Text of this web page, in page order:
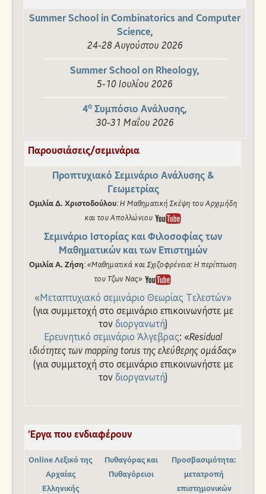
Summer School in Combinatorics and Computer
Science,
24-28 Αυγούστου 2026
Summer School on Rheology,
5-10 Ιουλίου 2026
4ο Συμπόσιο Ανάλυσης,
30-31 Μαΐου 2026
Παρουσιάσεις/σεμινάρια
Προπτυχιακό Σεμινάριο Ανάλυσης &
Γεωμετρίας
Ομιλία Δ. Χριστοδούλου: Η Μαθηματική Σκέψη του Αρχιμήδη
και του Απολλώνιου
Σεμινάριο Ιστορίας και Φιλοσοφίας των
Μαθηματικών και των Επιστημών
Ομιλία Α. Ζήση: «Μαθηματικά και Σχιζοφρένεια: Η περίπτωση
του Τζων Νας»
«Μεταπτυχιακό σεμινάριο Θεωρίας Τελεστών»
(για συμμετοχή στο σεμινάριο επικοινωνήστε με
τον διοργανωτή)
Ερευνητικό σεμινάριο Άλγεβρας: «Residual
ιδιότητες των mapping torus της ελεύθερης ομάδας»
(για συμμετοχή στο σεμινάριο επικοινωνήστε με
τον διοργανωτή)
Έργα που ενδιαφέρουν
Online Λεξικό της
Αρχαίας
Ελληνικής
Πυθαγόρας και
Πυθαγόρειοι
Προσβασιμότητα:
μετατροπή
επιστημονικών